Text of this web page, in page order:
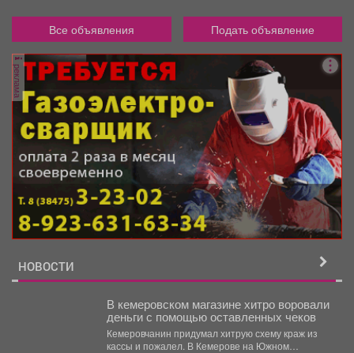
Все объявления Подать объявление
реклама
НОВОСТИ
В кемеровском магазине хитро воровали
деньги с помощью оставленных чеков
Кемеровчанин придумал хитрую схему краж из
кассы и пожалел. В Кемерове на Южном